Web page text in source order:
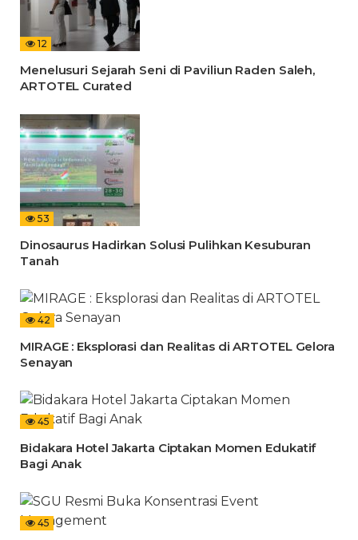
12
Menelusuri Sejarah Seni di Paviliun Raden Saleh,
ARTOTEL Curated
53
Dinosaurus Hadirkan Solusi Pulihkan Kesuburan
Tanah
42
MIRAGE : Eksplorasi dan Realitas di ARTOTEL Gelora
Senayan
45
Bidakara Hotel Jakarta Ciptakan Momen Edukatif
Bagi Anak
45